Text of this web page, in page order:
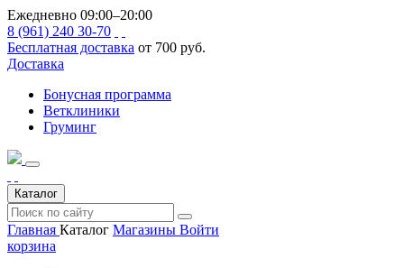
Ежедневно 09:00–20:00
8 (961) 240 30-70
Бесплатная доставка от 700 руб.
Доставка
Бонусная программа
Ветклиники
Груминг
Каталог
Главная Каталог Магазины Войти
корзина